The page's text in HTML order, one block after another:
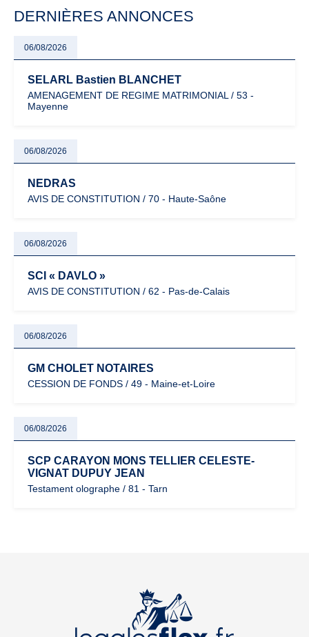
DERNIÈRES ANNONCES
06/08/2026
SELARL Bastien BLANCHET
AMENAGEMENT DE REGIME MATRIMONIAL / 53 -
Mayenne
06/08/2026
NEDRAS
AVIS DE CONSTITUTION / 70 - Haute-Saône
06/08/2026
SCI « DAVLO »
AVIS DE CONSTITUTION / 62 - Pas-de-Calais
06/08/2026
GM CHOLET NOTAIRES
CESSION DE FONDS / 49 - Maine-et-Loire
06/08/2026
SCP CARAYON MONS TELLIER CELESTE-
VIGNAT DUPUY JEAN
Testament olographe / 81 - Tarn